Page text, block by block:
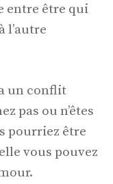
entre être qui
l’autre
un conflit
pas ou n’êtes
pourriez être
vous pouvez